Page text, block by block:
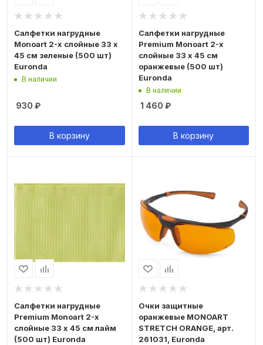
Салфетки нагрудные
Monoart 2-х слойные 33 х
45 см зеленые (500 шт)
Euronda
В наличии
930 ₽
В корзину
Салфетки нагрудные
Premium Monoart 2-х
слойные 33 х 45 см
оранжевые (500 шт)
Euronda
В наличии
1 460 ₽
В корзину
Салфетки нагрудные
Premium Monoart 2-х
слойные 33 х 45 см лайм
(500 шт) Euronda
Очки защитные
оранжевые MONOART
STRETCH ORANGE, арт.
261031, Euronda